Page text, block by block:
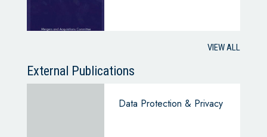
VIEW ALL
External Publications
Data Protection & Privacy